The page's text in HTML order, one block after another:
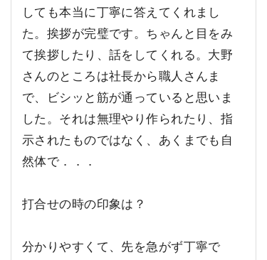
しても本当に丁寧に答えてくれまし
た。挨拶が完璧です。ちゃんと目をみ
て挨拶したり、話をしてくれる。大野
さんのところは社長から職人さんま
で、ビシッと筋が通っていると思いま
した。それは無理やり作られたり、指
示されたものではなく、あくまでも自
然体で．．．
打合せの時の印象は？
分かりやすくて、先を急がず丁寧で